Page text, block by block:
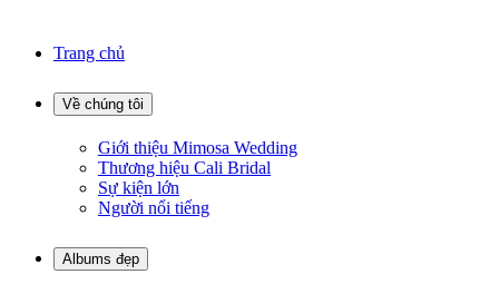
Trang chủ
Về chúng tôi
Giới thiệu Mimosa Wedding
Thương hiệu Cali Bridal
Sự kiện lớn
Người nổi tiếng
Albums đẹp